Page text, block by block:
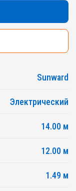
Sunward
Электрический
14.00 м
12.00 м
1.49 м